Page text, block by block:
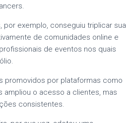
por exemplo, conseguiu triplicar sua
de comunidades online e
de eventos nos quais
promovidos por plataformas como
ampliou o acesso a clientes, mas
consistentes.